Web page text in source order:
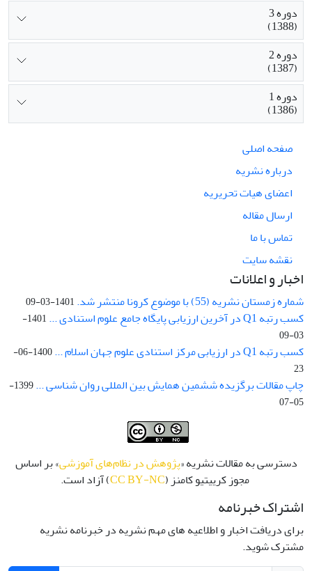
دوره 3
(1388)
دوره 2
(1387)
دوره 1
(1386)
صفحه اصلی
درباره نشریه
اعضای هیات تحریریه
ارسال مقاله
تماس با ما
نقشه سایت
اخبار و اعلانات
شماره زمستان نشریه (55) با موضوع کرونا منتشر شد. 1401-03-09
کسب رتبه Q1 در آخرین ارزیابی پایگاه جامع علوم استنادی ...
1401-
03-09
کسب رتبه Q1 در ارزیابی مرکز استنادی علوم جهان اسلام ...
1400-06-
23
چاپ مقالات برگزیده ششمین همایش بین المللی روان شناسی ...
1399-
05-07
دسترسی به مقالات نشریه «پژوهش در نظام‌های آموزشی» بر اساس
مجوز کرییتیو کامنز (CC BY-NC) آزاد است.
اشتراک خبرنامه
برای دریافت اخبار و اطلاعیه های مهم نشریه در خبرنامه نشریه
مشترک شوید.